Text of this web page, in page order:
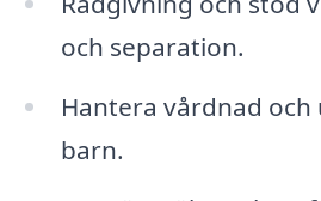
och separation.
Hantera vårdnad
barn.